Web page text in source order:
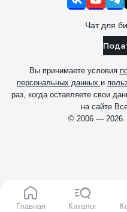
Главная Каталог
Чат для
Вы принимаете условия
персональных данных и
раз, когда оставляете свои
на сайте
© 2006 — 2026.